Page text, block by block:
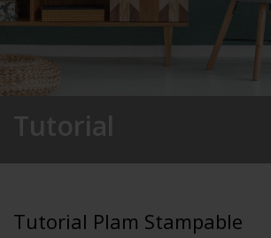
Tutorial
Tutorial Plam Stampable